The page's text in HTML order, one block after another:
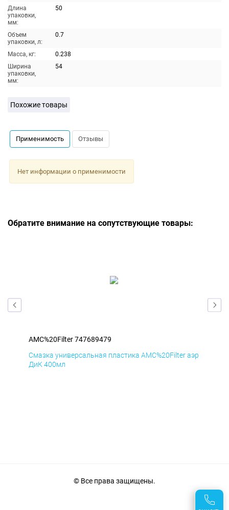
Длина
упаковки,
мм:
50
Объем
упаковки, л:
0.7
Масса, кг:
0.238
Ширина
упаковки,
мм:
54
Похожие товары
Применимость Отзывы
Нет информации о применимости
Обратите внимание на сопутствующие товары:
AMC%20Filter 747689479
Смазка универсальная пластика AMC%20Filter аэр
ДиК 400мл
© Все права защищены.